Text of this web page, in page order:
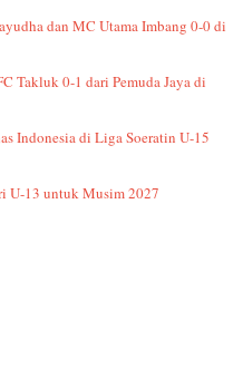
dan MC Utama Imbang 0-0 di
Takluk 0-1 dari Pemuda Jaya di
Indonesia di Liga Soeratin U-15
U-13 untuk Musim 2027